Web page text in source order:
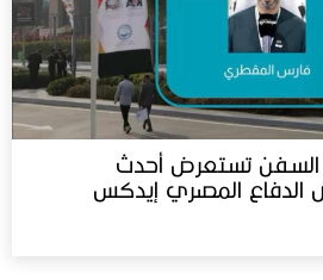
السفن تستعرض أحدث
الدفاع المصري إيدكس‬⁩